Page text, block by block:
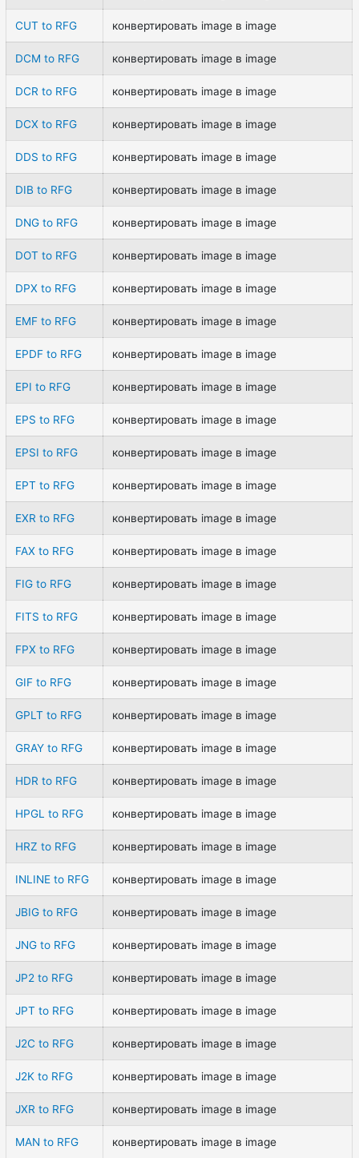
CUT to RFG конвертировать image в image
DCM to RFG конвертировать image в image
DCR to RFG конвертировать image в image
DCX to RFG конвертировать image в image
DDS to RFG конвертировать image в image
DIB to RFG конвертировать image в image
DNG to RFG конвертировать image в image
DOT to RFG конвертировать image в image
DPX to RFG конвертировать image в image
EMF to RFG конвертировать image в image
EPDF to RFG конвертировать image в image
EPI to RFG конвертировать image в image
EPS to RFG конвертировать image в image
EPSI to RFG конвертировать image в image
EPT to RFG конвертировать image в image
EXR to RFG конвертировать image в image
FAX to RFG конвертировать image в image
FIG to RFG конвертировать image в image
FITS to RFG конвертировать image в image
FPX to RFG конвертировать image в image
GIF to RFG конвертировать image в image
GPLT to RFG конвертировать image в image
GRAY to RFG конвертировать image в image
HDR to RFG конвертировать image в image
HPGL to RFG конвертировать image в image
HRZ to RFG конвертировать image в image
INLINE to RFG конвертировать image в image
JBIG to RFG конвертировать image в image
JNG to RFG конвертировать image в image
JP2 to RFG конвертировать image в image
JPT to RFG конвертировать image в image
J2C to RFG конвертировать image в image
J2K to RFG конвертировать image в image
JXR to RFG конвертировать image в image
MAN to RFG конвертировать image в image